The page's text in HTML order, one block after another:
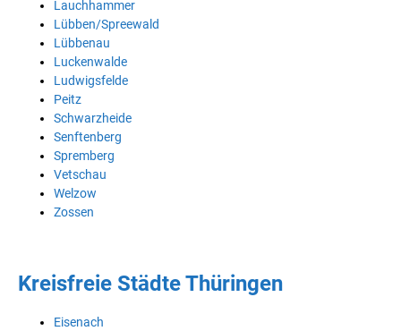
Lauchhammer
Lübben/Spreewald
Lübbenau
Luckenwalde
Ludwigsfelde
Peitz
Schwarzheide
Senftenberg
Spremberg
Vetschau
Welzow
Zossen
Kreisfreie Städte Thüringen
Eisenach